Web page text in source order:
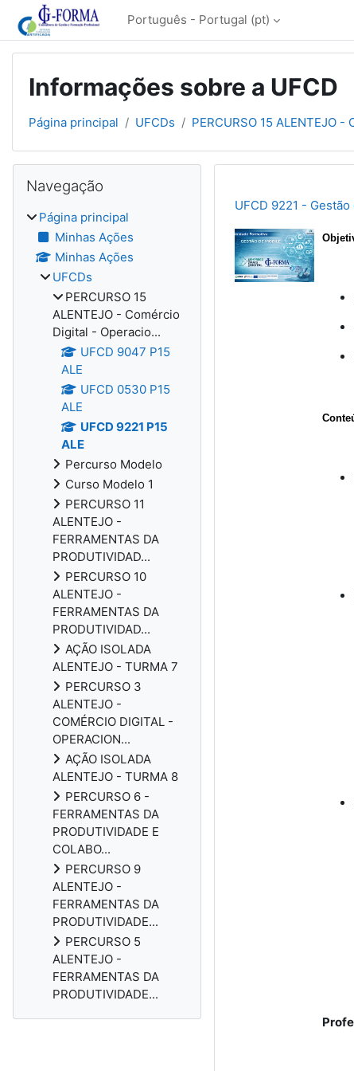
Ir para o conteúdo principal
Português - Portugal ‎(pt)‎
Informações sobre a UFCD
Página principal UFCDs PERCURSO 15 ALENTEJO
UFCD 9221 -
Blocos
Navegação
Página principal
Minhas Ações
Minhas Ações
UFCDs
PERCURSO 15
ALENTEJO - Comércio
Digital - Operacio...
UFCD 9047 P15
ALE
UFCD 0530 P15
ALE
UFCD 9221 P15
ALE
Percurso Modelo
Curso Modelo 1
PERCURSO 11
ALENTEJO -
FERRAMENTAS DA
PRODUTIVIDAD...
PERCURSO 10
ALENTEJO -
FERRAMENTAS DA
PRODUTIVIDAD...
AÇÃO ISOLADA
ALENTEJO - TURMA 7
PERCURSO 3
ALENTEJO -
COMÉRCIO DIGITAL -
OPERACION...
AÇÃO ISOLADA
ALENTEJO - TURMA 8
PERCURSO 6 -
FERRAMENTAS DA
PRODUTIVIDADE E
COLABO...
PERCURSO 9
ALENTEJO -
FERRAMENTAS DA
PRODUTIVIDADE...
PERCURSO 5
ALENTEJO -
FERRAMENTAS DA
PRODUTIVIDADE...